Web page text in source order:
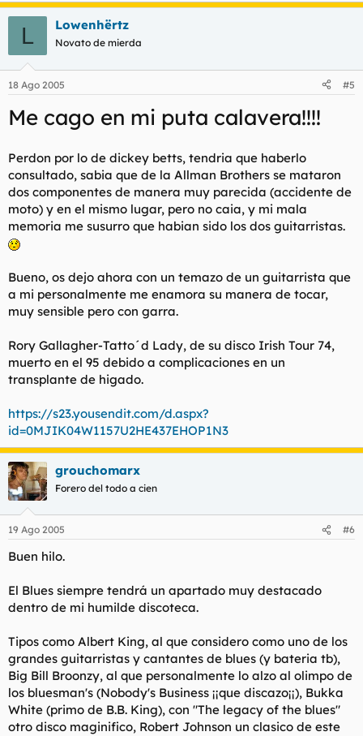
L Lowenhërtz
Novato de mierda
18 Ago 2005 #5
Me cago en mi puta calavera!!!!
Perdon por lo de dickey betts, tendria que haberlo
consultado, sabia que de la Allman Brothers se mataron
dos componentes de manera muy parecida (accidente de
moto) y en el mismo lugar, pero no caia, y mi mala
memoria me susurro que habian sido los dos guitarristas.
Bueno, os dejo ahora con un temazo de un guitarrista que
a mi personalmente me enamora su manera de tocar,
muy sensible pero con garra.
Rory Gallagher-Tatto´d Lady, de su disco Irish Tour 74,
muerto en el 95 debido a complicaciones en un
transplante de higado.
https://s23.yousendit.com/d.aspx?
id=0MJIK04W1157U2HE437EHOP1N3
grouchomarx
Forero del todo a cien
19 Ago 2005 #6
Buen hilo.
El Blues siempre tendrá un apartado muy destacado
dentro de mi humilde discoteca.
Tipos como Albert King, al que considero como uno de los
grandes guitarristas y cantantes de blues (y bateria tb),
Big Bill Broonzy, al que personalmente lo alzo al olimpo de
los bluesman's (Nobody's Business ¡¡que discazo¡¡), Bukka
White (primo de B.B. King), con "The legacy of the blues"
otro disco maginifico, Robert Johnson un clasico de este